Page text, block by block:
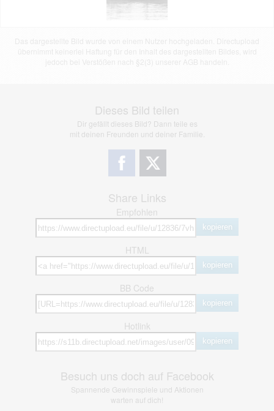
Dieses Bild teilen
Dir gefällt dieses Bild? Dann teile es
mit deinen Freunden und deiner Familie.
Share Links
Empfohlen
kopieren
HTML
kopieren
BB Code
kopieren
Hotlink
kopieren
Besuch uns doch auf Facebook
Spannende Gewinnspiele und Aktionen
warten auf dich!